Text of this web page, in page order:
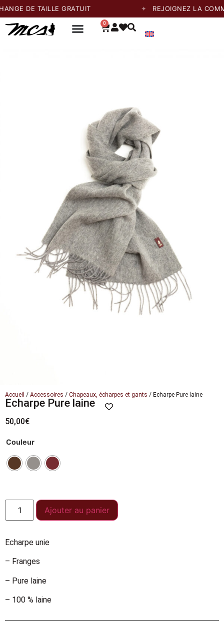
DE TAILLE GRATUIT REJOIGNEZ LA
0
Accueil / Accessoires / Chapeaux, écharpes et gants / Echarpe Pure laine
Echarpe Pure laine
50,00€
Couleur
Ajouter au panier
Echarpe unie
– Franges
– Pure laine
– 100 % laine